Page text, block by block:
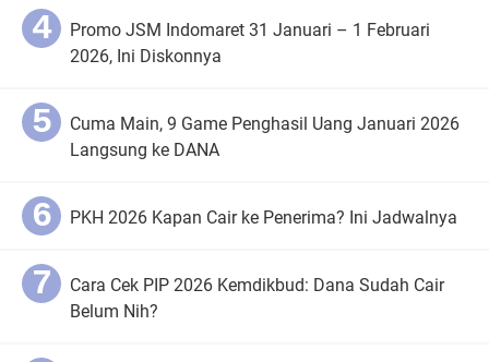
Promo JSM Indomaret 31 Januari – 1 Februari
2026, Ini Diskonnya
Cuma Main, 9 Game Penghasil Uang Januari 2026
Langsung ke DANA
PKH 2026 Kapan Cair ke Penerima? Ini Jadwalnya
Cara Cek PIP 2026 Kemdikbud: Dana Sudah Cair
Belum Nih?